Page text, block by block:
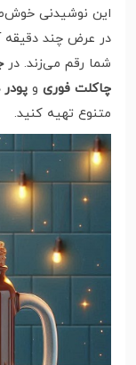
این نوشیدنی
در عرض چند دقیقه
شما رقم می‌زند. در
چاکلت فوری و
متنوع تهیه کنید.